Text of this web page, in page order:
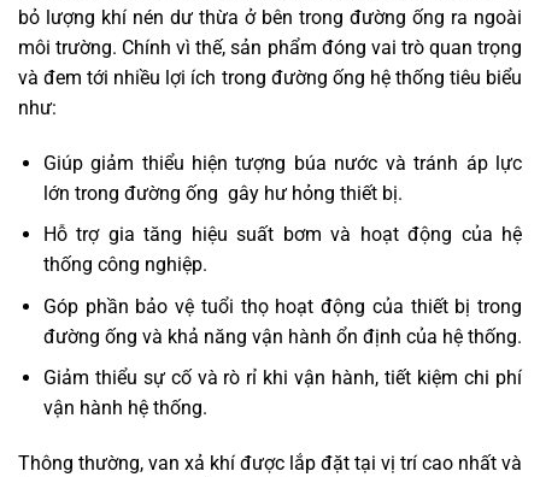
bỏ lượng khí nén dư thừa ở bên trong đường ống ra ngoài
môi trường. Chính vì thế, sản phẩm đóng vai trò quan trọng
và đem tới nhiều lợi ích trong đường ống hệ thống tiêu biểu
như:
Giúp giảm thiểu hiện tượng búa nước và tránh áp lực
lớn trong đường ống gây hư hỏng thiết bị.
Hỗ trợ gia tăng hiệu suất bơm và hoạt động của hệ
thống công nghiệp.
Góp phần bảo vệ tuổi thọ hoạt động của thiết bị trong
đường ống và khả năng vận hành ổn định của hệ thống.
Giảm thiểu sự cố và rò rỉ khi vận hành, tiết kiệm chi phí
vận hành hệ thống.
Thông thường, van xả khí được lắp đặt tại vị trí cao nhất và